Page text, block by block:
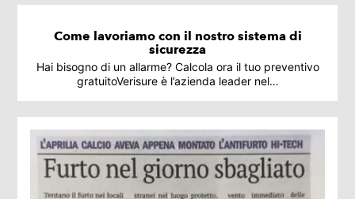
Come lavoriamo con il nostro sistema di
sicurezza
Hai bisogno di un allarme? Calcola ora il tuo preventivo
gratuitoVerisure è l’azienda leader nel…